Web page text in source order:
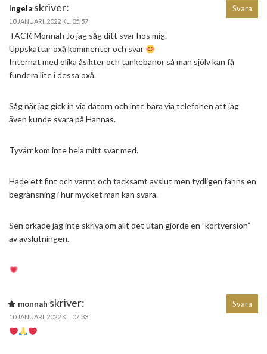
Ingela skriver:
10 JANUARI, 2022 KL. 05:57
TACK Monnah Jo jag såg ditt svar hos mig.
Uppskattar oxå kommenter och svar
Internat med olika åsikter och tankebanor så man sjölv kan få
fundera lite i dessa oxå.
Såg när jag gick in via datorn och inte bara via telefonen att jag
även kunde svara på Hannas.
Tyvärr kom inte hela mitt svar med.
Hade ett fint och varmt och tacksamt avslut men tydligen fanns en
begränsning i hur mycket man kan svara.
Sen orkade jag inte skriva om allt det utan gjorde en ”kortversion”
av avslutningen.
Svara
monnah skriver:
10 JANUARI, 2022 KL. 07:33
Svara